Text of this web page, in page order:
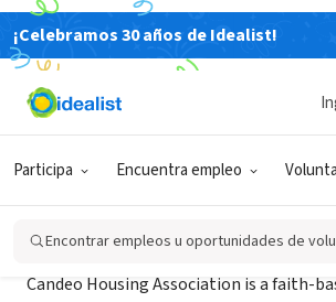
¡Celebramos 30 años de Idealist!
Participa Encuentra empleo
Encontrar empleos u oportunidades de
ORGANIZACIÓN SIN FIN DE LUCRO
Candeo Housing
Candeo Housing Association is a faith-